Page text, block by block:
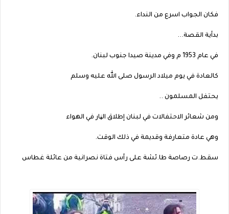
فكان الجواب اسرع من النداء.
بدأية القصة...
في عام 1953 م وفي مدينة صيدا جنوب لبنان.
كالعادة في يوم ميلاد الرسول صلى الله عليه وسلم
يحتفل المسلمون ..
ومن شعائر الاحتفالات في لبنان إطلاق الڼار في الهواء
وهي عادة متعارفة وقديمة في ذلك الوقت.
سقط.ت رصاصة طا.ئشة على رأس فتاة نصرانية من عائلة غطاس